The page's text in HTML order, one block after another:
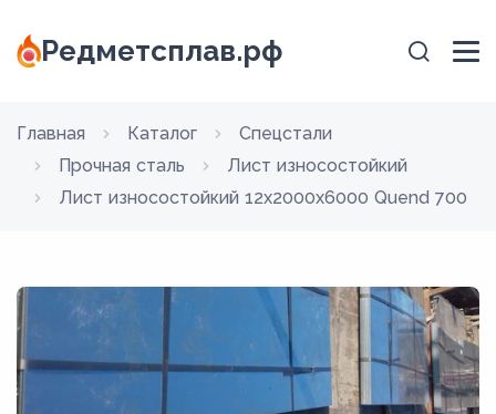
Редметсплав.рф
Главная Каталог
Спецстали
Прочная сталь
Лист износостойкий
Лист износостойкий 12x2000x6000 Quend 700